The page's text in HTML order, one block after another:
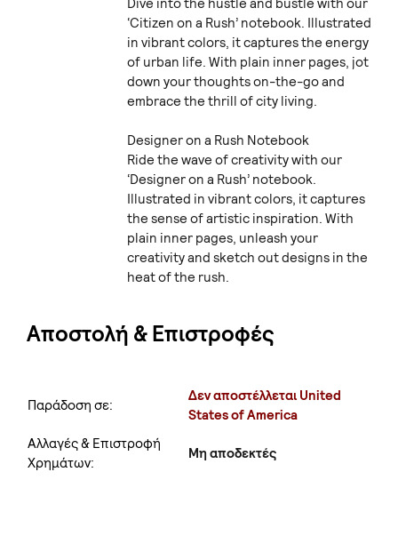
‘Citizen on a Rush’ notebook. Illustrated
in vibrant colors, it captures the energy
of urban life. With plain inner pages, jot
down your thoughts on-the-go and
embrace the thrill of city living.
Designer on a Rush Notebook
Ride the wave of creativity with our
‘Designer on a Rush’ notebook.
Illustrated in vibrant colors, it captures
the sense of artistic inspiration. With
plain inner pages, unleash your
creativity and sketch out designs in the
heat of the rush.
Αποστολή & Επιστροφές
Παράδοση σε:
Δεν αποστέλλεται United
States of America
Αλλαγές & Επιστροφή
Χρημάτων:
Μη αποδεκτές